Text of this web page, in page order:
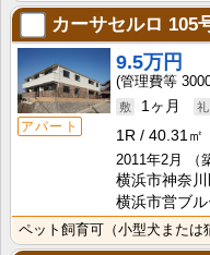
カーサセルロ 105
アパート
9.5万円
1ヶ月
1R
40.31㎡
2011年2月
（
横浜市神奈
横浜市営ブ